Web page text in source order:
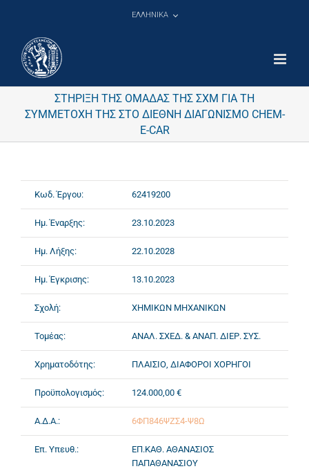
ΕΛΛΗΝΙΚΑ
ΣΤΗΡΙΞΗ ΤΗΣ ΟΜΑΔΑΣ ΤΗΣ ΣΧΜ ΓΙΑ ΤΗ
ΣΥΜΜΕΤΟΧΗ ΤΗΣ ΣΤΟ ΔΙΕΘΝΗ ΔΙΑΓΩΝΙΣΜΟ CHEM-
E-CAR
Κωδ. Έργου: 62419200
Ημ. Έναρξης: 23.10.2023
Ημ. Λήξης: 22.10.2028
Ημ. Έγκρισης: 13.10.2023
Σχολή: ΧΗΜΙΚΩΝ ΜΗΧΑΝΙΚΩΝ
Τομέας: ΑΝΑΛ. ΣΧΕΔ. & ΑΝΑΠ. ΔΙΕΡ. ΣΥΣ.
Χρηματοδότης: ΠΛΑΙΣΙΟ, ΔΙΑΦΟΡΟΙ ΧΟΡΗΓΟΙ
Προϋπολογισμός: 124.000,00 €
Α.Δ.Α.: 6ΦΠ846ΨΖΣ4-Ψ8Ω
Επ. Υπευθ.:
ΕΠ.ΚΑΘ. ΑΘΑΝΑΣΙΟΣ
ΠΑΠΑΘΑΝΑΣΙΟΥ